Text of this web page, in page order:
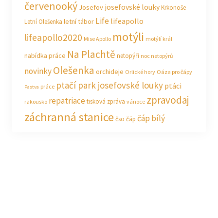
červenooký Josefov josefovské loukyKrkonoše
Letní Olešenka letní tábor Life lifeapollo
lifeapollo2020 Mise Apollo motýli motýlí král
nabídka práce Na Plachtě netopýři noc netopýrů
novinkyOlešenka orchideje Orlické hory Oáza pro čápy
Pastva práce ptačí park josefovské louky ptáci
rakousko repatriacetisková zpráva vánoce zpravodaj
záchranná stanice čso čáp čáp bílý